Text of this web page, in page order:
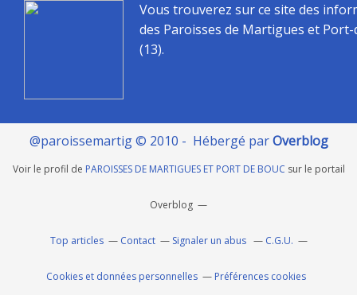
Vous trouverez sur ce site des
des Paroisses de Martigues et
(13).
@paroissemartig © 2010 - Hébergé parOverblog
Voir le profil de PAROISSES DE MARTIGUES ET PORT DE BOUC sur le portail
Overblog
Top articles Contact Signaler un abus C.G.U.
Cookies et données personnelles Préférences cookies